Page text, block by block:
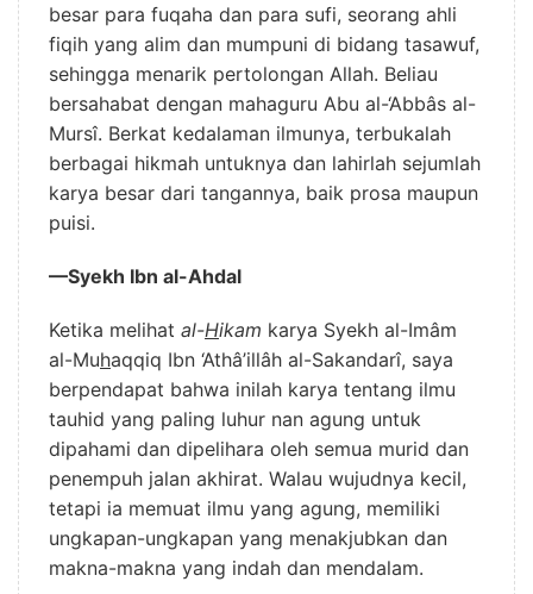
besar para fuqaha dan para sufi, seorang ahli
fiqih yang alim dan mumpuni di bidang tasawuf,
sehingga menarik pertolongan Allah. Beliau
bersahabat dengan mahaguru Abu al-‘Abbâs al-
Mursî. Berkat kedalaman ilmunya, terbukalah
berbagai hikmah untuknya dan lahirlah sejumlah
karya besar dari tangannya, baik prosa maupun
puisi.
—Syekh Ibn al-Ahdal
Ketika melihat al-Hikam karya Syekh al-Imâm
al-Muhaqqiq Ibn ‘Athâ’illâh al-Sakandarî, saya
berpendapat bahwa inilah karya tentang ilmu
tauhid yang paling luhur nan agung untuk
dipahami dan dipelihara oleh semua murid dan
penempuh jalan akhirat. Walau wujudnya kecil,
tetapi ia memuat ilmu yang agung, memiliki
ungkapan-ungkapan yang menakjubkan dan
makna-makna yang indah dan mendalam.